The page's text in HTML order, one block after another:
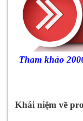
Tham khảo
Khái niệm về